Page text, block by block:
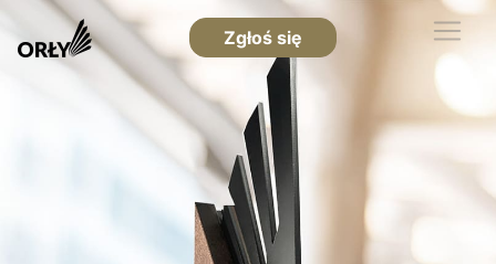
Zgłoś się